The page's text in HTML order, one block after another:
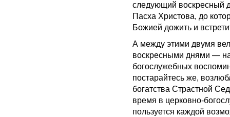
следующий воскресный
Пасха Христова, до
Божией дожить и
А между этими двумя
воскресными днями —
богослужебных
постарайтесь же,
богатства Страстной
время в церковно-
пользуется каждой